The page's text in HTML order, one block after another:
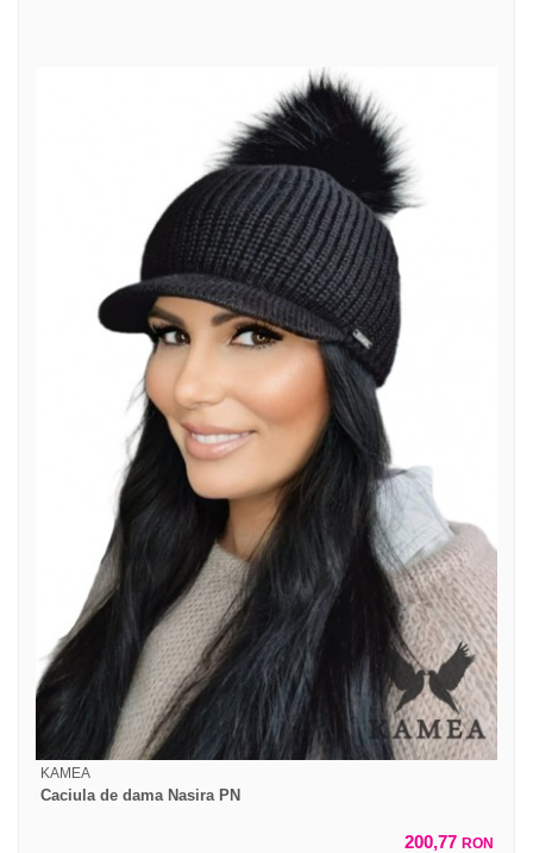
KAMEA
Caciula de dama Nasira PN
200,77 RON